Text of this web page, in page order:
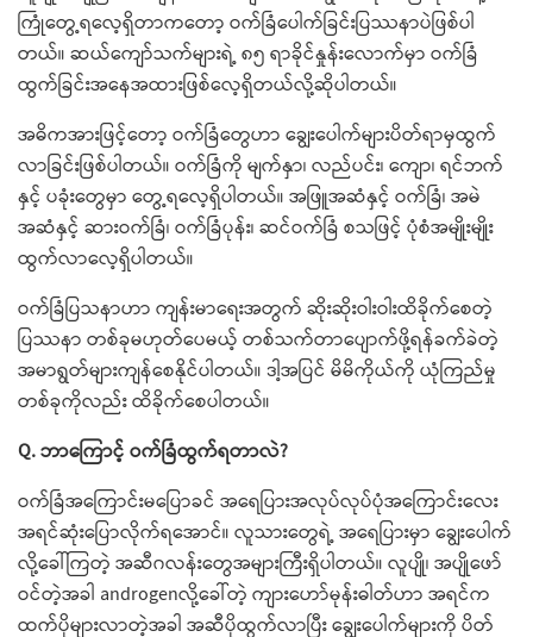
ကြုံ​တွေ့ရ​လေ့ရှိတာက​တော့ ဝက်ခြံ​ပေါက်ခြင်းပြဿနာပဲဖြစ်ပါ
တယ်။ ဆယ်​ကျော်သက်များရဲ့ ၈၅ ရာခိုင်နှုန်း​လောက်မှာ ဝက်ခြံ
ထွက်ခြင်းအ​နေအထားဖြစ်​လေ့ရှိတယ်လို့ဆိုပါတယ်။
အဓိကအားဖြင့်​တော့ ဝက်ခြံတွေဟာ ​ချွေး​ပေါက်များပိတ်ရာမှထွက်
လာခြင်းဖြစ်ပါတယ်။ ဝက်ခြံ​ကို မျက်နှာ၊ လည်ပင်း၊​ ကျော၊ ရင်ဘက်
နှင့် ပခုံးတွေမှာ​ တွေ့ရ​လေ့ရှိပါတယ်။ အဖြူအဆံနှင့် ဝက်ခြံ၊ အမဲ
အဆံနှင့် ဆားဝက်ခြံ၊ ဝက်ခြံပုန်း၊ ဆင်ဝက်ခြံ စသဖြင့် ပုံစံအမျိုးမျိုး
ထွက်လာ​လေ့ရှိပါတယ်။
ဝက်ခြံပြသနာဟာ ကျန်းမာ​ရေးအတွက် ဆိုးဆိုးဝါးဝါးထိခိုက်​စေတဲ့
ပြဿနာ တစ်ခုမဟုတ်ပေမယ့် တစ်သက်တာ​ပျောက်ဖို့ရန်ခက်ခဲတဲ့
အမာရွတ်​များကျန်​စေနိုင်ပါတယ်။ ဒါ့အပြင် မိမိကိုယ်ကို ယုံကြည်မှု
တစ်ခုကိုလည်း ထိခိုက်​စေပါတယ်။
Q. ဘာ​ကြောင့် ဝက်ခြံထွက်ရတာလဲ?
ဝက်ခြံအ​ကြောင်းမ​ပြောခင် အ​ရေပြားအလုပ်လုပ်ပုံအ​ကြောင်း​​လေး
အရင်ဆုံး​​ပြောလိုက်ရအောင်။ လူသားတွေရဲ့ အ​ရေပြားမှာ ​ချွေး​ပေါက်
လို့​ခေါ်ကြတဲ့ အဆီဂလန်း​တွေအများကြီးရှိပါတယ်။ လူပျို၊ အပျို​ဖော်
ဝင်တဲ့အခါ androgenလို့​ခေါ်တဲ့ ​ကျား​ဟော်မုန်းဓါတ်ဟာ အရင်က
ထက်ပိုများလာတဲ့အခါ အဆီပိုထွက်လာပြီး ​ချွေး​ပေါက်များကို ပိတ်​